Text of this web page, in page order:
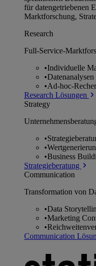
für datengetriebenen
Marktforschung,
Research
Full-Service-
•Individuelle
•Datenanalysen
•Ad-hoc-
Research Lösungen
Strategy
•
•
•Business
Strategieberatung
Communication
Transformation von
•Data
•Marketing
•
Communication